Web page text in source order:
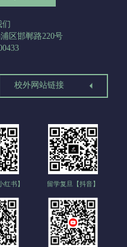
们
区邯郸路220号
校外网站链接
红书】 留学复旦【抖音】